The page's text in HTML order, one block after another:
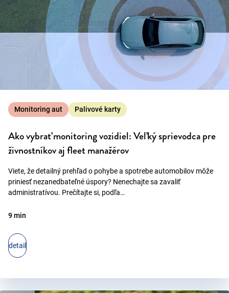
Monitoring aut Palivové karty
Ako vybrať monitoring vozidiel: Veľký sprievodca pre
živnostníkov aj fleet manažérov
Viete, že detailný prehľad o pohybe a spotrebe automobilov môže
priniesť nezanedbateľné úspory? Nenechajte sa zavaliť
administratívou. Prečítajte si, podľa…
9 min
detail